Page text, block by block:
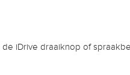
iDrive draaiknop of